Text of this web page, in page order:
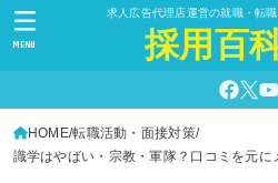
求人広告代理店運営の就職・転
採用百
MENU
HOME 転職活動・面接対策
識学はやばい・宗教・軍隊？口コミを元に